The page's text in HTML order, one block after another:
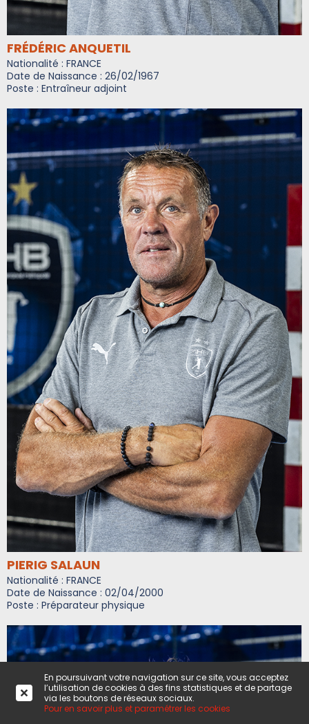
FRÉDÉRIC ANQUETIL
Nationalité : FRANCE
Date de Naissance : 26/02/1967
Poste : Entraîneur adjoint
PIERIG SALAUN
Nationalité : FRANCE
Date de Naissance : 02/04/2000
Poste : Préparateur physique
En poursuivant votre navigation sur ce site, vous acceptez
l’utilisation de cookies à des fins statistiques et de partage
via les boutons de réseaux sociaux.
Pour en savoir plus et paramétrer les cookies